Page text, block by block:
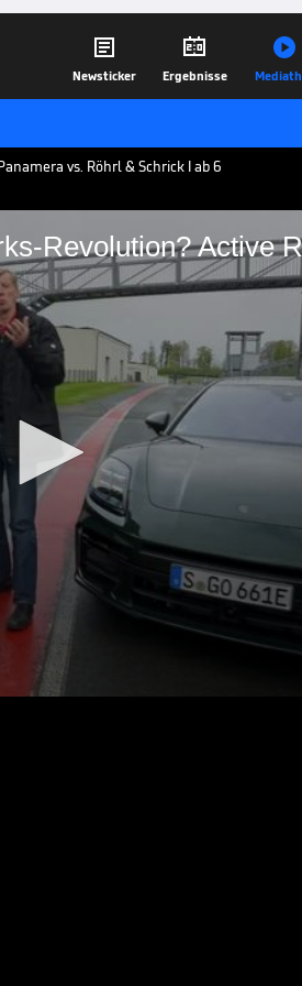

Newsticker

Ergebnisse

vs. Röhrl & Schrick I ab 6
bei Walter
Röhrl und Tim Schrick
und Nieren. Daneben
Verbrenner in den